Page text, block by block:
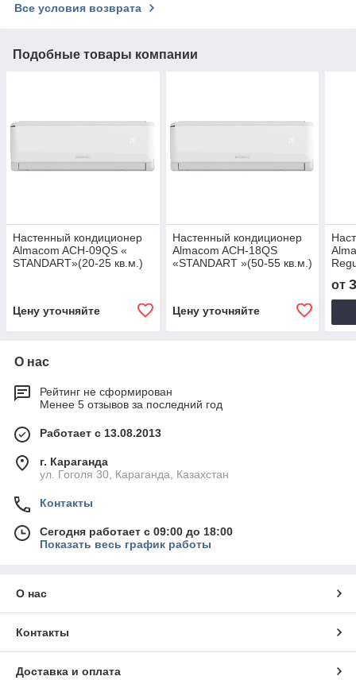
Все условия возврата
Подобные товары компании
Настенный кондиционер
Almacom ACH-09QS «
STANDART»(20-25 кв.м.)
Цену уточняйте
Настенный кондиционер
Almacom ACH-18QS
«STANDART »(50-55 кв.м.)
Цену уточняйте
от
О нас
Рейтинг не сформирован
Менее 5 отзывов за последний год
Работает с 13.08.2013
г. Караганда
ул. Гоголя 30, Караганда, Казахстан
Контакты
Сегодня работает с 09:00 до 18:00
Показать весь график работы
О нас
Контакты
Доставка и оплата